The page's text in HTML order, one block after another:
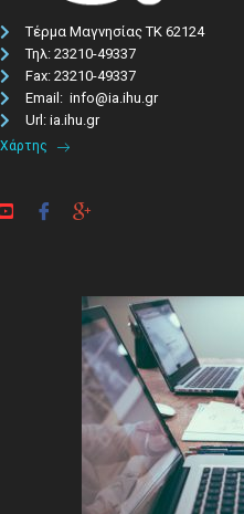
Τέρμα Μαγνησίας ΤΚ 62124
Τηλ: 23210-49337​
Fax: 23210-49337
Email: info@ia.ihu.gr
Url: ia.ihu.gr
Χάρτης